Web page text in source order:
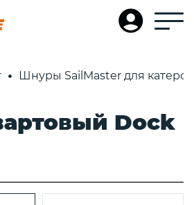
Шнуры SailMaster для катеров
Dock